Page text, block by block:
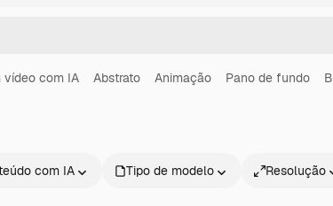
vídeo com IA Abstrato Animação Pano de fundo
com IA Tipo de modelo Resolução